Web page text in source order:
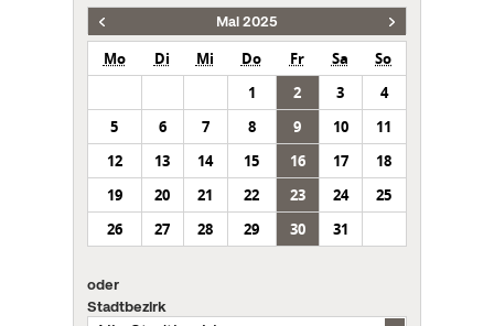
Mai 2025
Mo Di Mi Do Fr Sa
So
1
2 3
4
5
6 7 8 9 10
11
12
13 14 15 16 17
18
19
20 21 22 23 24
25
26
27 28 29 30 31
oder
Stadtbezirk